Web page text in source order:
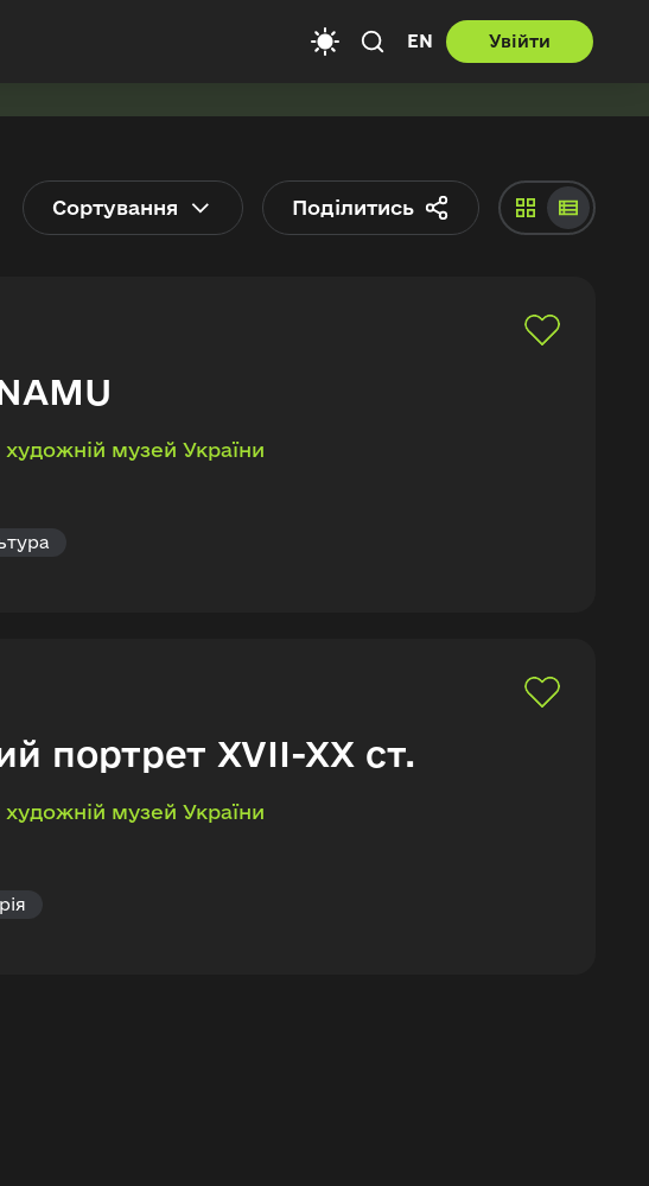
EN Увійти
Сортування Поділитись
музей України
портрет XVII-XX ст.
музей України